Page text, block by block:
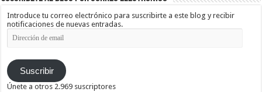
Introduce tu correo electrónico para suscribirte a este blog y recibir
notificaciones de nuevas entradas.
Dirección
de
Suscribir
Únete a otros 2.969 suscriptores